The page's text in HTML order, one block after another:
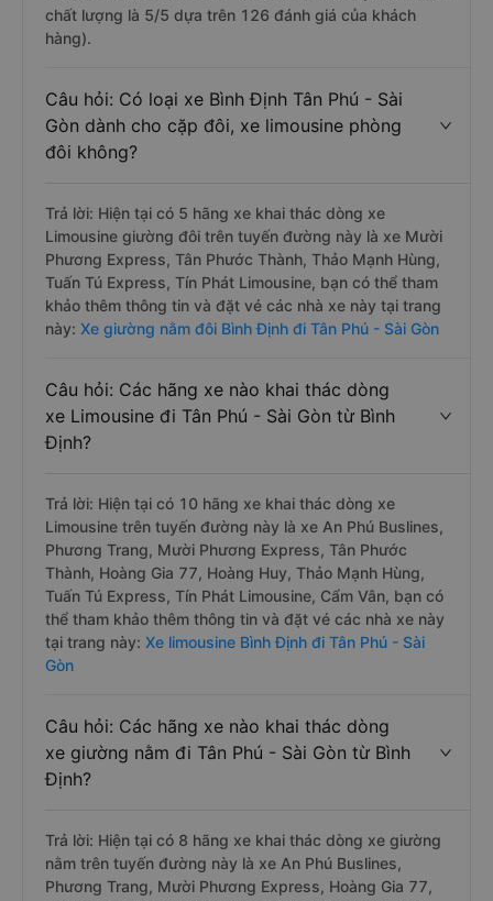
chất lượng là 5/5 dựa trên 126 đánh giá của khách
hàng).
Câu hỏi: Có loại xe Bình Định Tân Phú - Sài
Gòn dành cho cặp đôi, xe limousine phòng
đôi không?
Trả lời: Hiện tại có 5 hãng xe khai thác dòng xe
Limousine giường đôi trên tuyến đường này là xe Mười
Phương Express, Tân Phước Thành, Thảo Mạnh Hùng,
Tuấn Tú Express, Tín Phát Limousine, bạn có thể tham
khảo thêm thông tin và đặt vé các nhà xe này tại trang
này: Xe giường nằm đôi Bình Định đi Tân Phú - Sài Gòn
Câu hỏi: Các hãng xe nào khai thác dòng
xe Limousine đi Tân Phú - Sài Gòn từ Bình
Định?
Trả lời: Hiện tại có 10 hãng xe khai thác dòng xe
Limousine trên tuyến đường này là xe An Phú Buslines,
Phương Trang, Mười Phương Express, Tân Phước
Thành, Hoàng Gia 77, Hoàng Huy, Thảo Mạnh Hùng,
Tuấn Tú Express, Tín Phát Limousine, Cẩm Vân, bạn có
thể tham khảo thêm thông tin và đặt vé các nhà xe này
tại trang này: Xe limousine Bình Định đi Tân Phú - Sài
Gòn
Câu hỏi: Các hãng xe nào khai thác dòng
xe giường nằm đi Tân Phú - Sài Gòn từ Bình
Định?
Trả lời: Hiện tại có 8 hãng xe khai thác dòng xe giường
nằm trên tuyến đường này là xe An Phú Buslines,
Phương Trang, Mười Phương Express, Hoàng Gia 77,